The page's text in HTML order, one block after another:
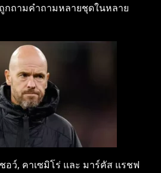
กถามคําถามหลายชุดในหลาย
อว์, คาเซมิโร่ และ มาร์คัส แรชฟ